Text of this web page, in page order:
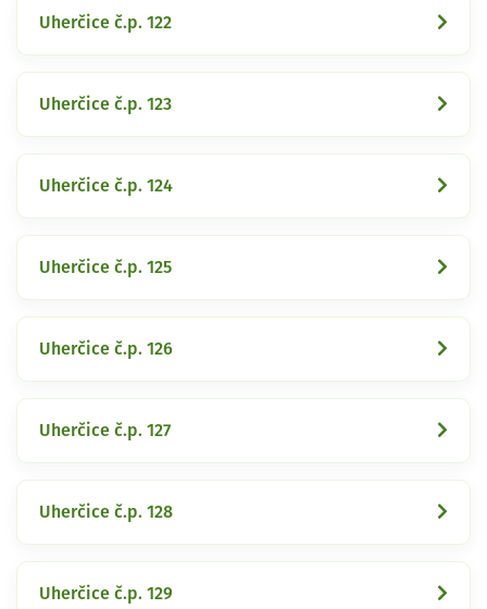
Uherčice č.p. 122
Uherčice č.p. 123
Uherčice č.p. 124
Uherčice č.p. 125
Uherčice č.p. 126
Uherčice č.p. 127
Uherčice č.p. 128
Uherčice č.p. 129